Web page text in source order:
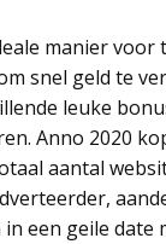
manier voor
snel geld te
leuke
Anno 2020
aantal
een geile date